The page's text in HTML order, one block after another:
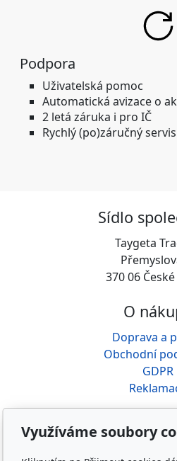
Podpora
Uživatelská pomoc
Automatická avizace o
2 letá záruka i pro IČ
Rychlý (po)záručný servis
Sídlo
Taygeta
370 06 České
O
Doprava a
Obchodní
GDPR
Využíváme soubory